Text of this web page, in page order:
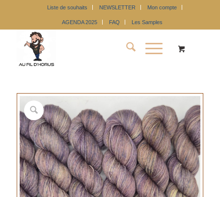
Liste de souhaits NEWSLETTER Mon compte
AGENDA 2025 FAQ Les Samples